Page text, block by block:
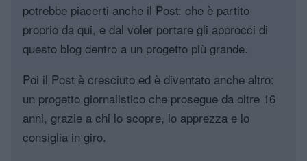
potrebbe piacerti anche il Post: che è partito
proprio da qui, e dal voler portare gli approcci di
questo blog dentro a un progetto più grande.
Poi il Post è cresciuto ed è diventato anche altro:
un progetto giornalistico che prosegue da oltre 16
anni, grazie a chi lo scopre, lo apprezza e lo
consiglia in giro.